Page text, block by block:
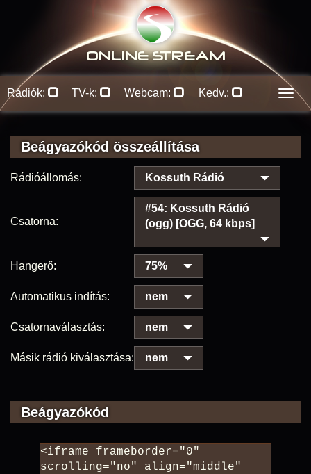
ONLINE STREAM
Rádiók: TV-k: Webcam: Kedv.:
Beágyazókód összeállítása
Rádióállomás: Kossuth Rádió
Csatorna:
#54: Kossuth Rádió
(ogg) [OGG, 64 kbps]
Hangerő: 75%
Automatikus indítás: nem
Csatornaválasztás: nem
Másik rádió kiválasztása: nem
Beágyazókód